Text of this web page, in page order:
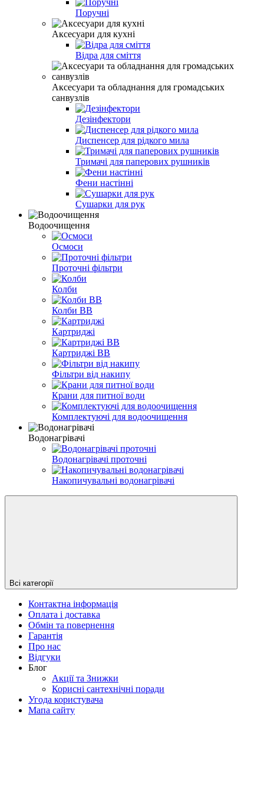
Поручні
Аксесуари для кухні
Відра для сміття
Аксесуари та обладнання для громадських
санвузлів
Дезінфектори
Диспенсер для рідкого мила
Тримачі для паперових рушників
Фени настінні
Сушарки для рук
Водоочищення
Осмоси
Проточні фільтри
Колби
Колби ВВ
Картриджі
Картриджі ВВ
Фільтри від накипу
Крани для питної води
Комплектуючі для водоочищення
Водонагрівачі
Водонагрівачі проточні
Накопичувальні водонагрівачі
Всі категорії
Контактна інформація
Оплата і доставка
Обмін та повернення
Гарантія
Про нас
Відгуки
Блог
Акції та Знижки
Корисні сантехнічні поради
Угода користувача
Мапа сайту